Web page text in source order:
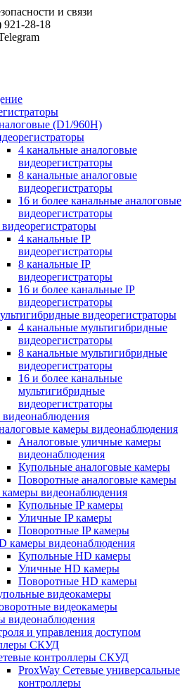
и связи
921-28-18
(D1/960H)
4 канальные аналоговые
видеорегистраторы
8 канальные аналоговые
видеорегистраторы
16 и более канальные аналоговые
видеорегистраторы
видеорегистраторы
4 канальные IP
видеорегистраторы
8 канальные IP
видеорегистраторы
16 и более канальные IP
видеорегистраторы
видеорегистраторы
4 канальные мультигибридные
видеорегистраторы
8 канальные мультигибридные
видеорегистраторы
16 и более канальные
мультигибридные
видеорегистраторы
камеры видеонаблюдения
Аналоговые уличные камеры
видеонаблюдения
Купольные аналоговые камеры
Поворотные аналоговые камеры
камеры видеонаблюдения
Купольные IP камеры
Уличные IP камеры
Поворотные IP камеры
камеры видеонаблюдения
Купольные HD камеры
Уличные HD камеры
Поворотные HD камеры
видеокамеры
видеокамеры
видеонаблюдения
и управления доступом
СКУД
контроллеры СКУД
ProxWay Сетевые универсальные
контроллеры